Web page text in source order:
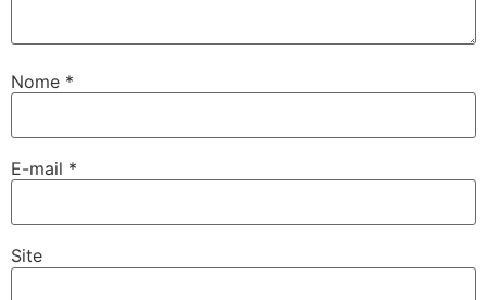
Nome *
E-mail *
Site